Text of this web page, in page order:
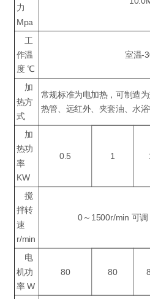
力
Mpa
工
作温
度 ℃
室温-
加
热方
式
常规标准为电加热，可制造
热管、远红外、夹套油、水
加
热功
率
KW
0.5 1
搅
拌转
速
r/min
0～1500r/min 可
电
机功
率 W
80 80